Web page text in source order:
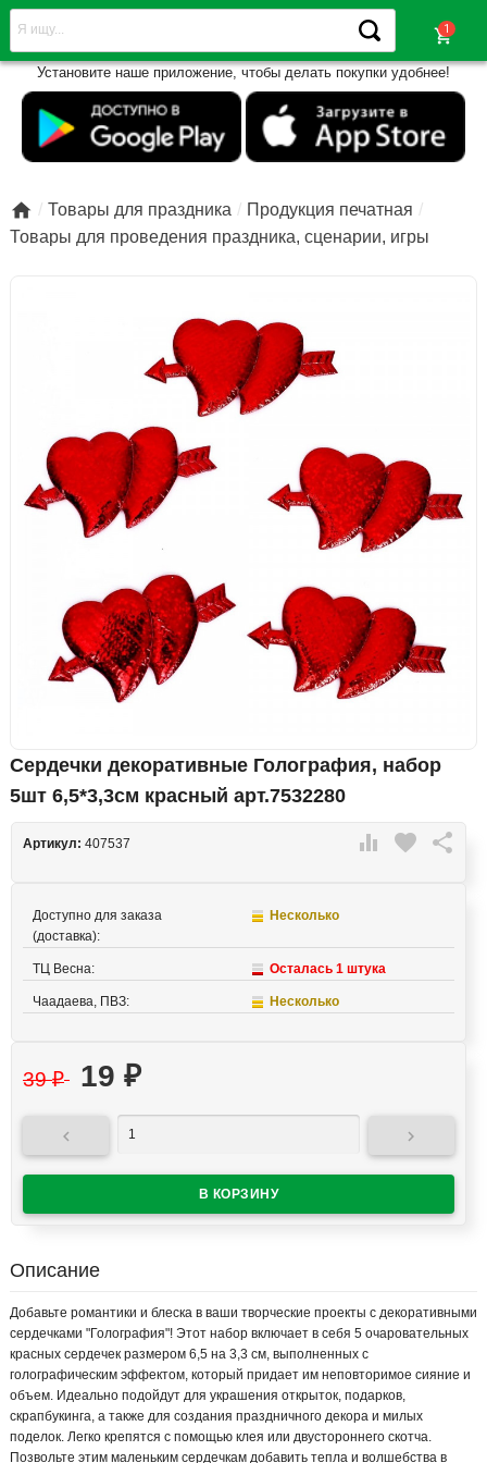
shopping_cart
Установите наше приложение, чтобы делать покупки удобнее!
 Товары для праздника
Продукция печатная
Товары для проведения праздника, сценарии, игры
Сердечки декоративные Голография, набор
5шт 6,5*3,3см красный арт.7532280
 favorite 
Артикул: 407537
Доступно для заказа
(доставка):
Несколько
ТЦ Весна: Осталась 1 штука
Чаадаева, ПВЗ: Несколько
39₽ 19 ₽
 
Описание
Добавьте романтики и блеска в ваши творческие проекты с декоративными
сердечками "Голография"! Этот набор включает в себя 5 очаровательных
красных сердечек размером 6,5 на 3,3 см, выполненных с
голографическим эффектом, который придает им неповторимое сияние и
объем. Идеально подойдут для украшения открыток, подарков,
скрапбукинга, а также для создания праздничного декора и милых
поделок. Легко крепятся с помощью клея или двустороннего скотча.
Позвольте этим маленьким сердечкам добавить тепла и волшебства в